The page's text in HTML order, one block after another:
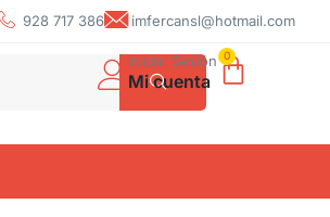
928 717 386 imfercansl@hotmail.com
Iniciar Sesión
Mi cuenta
0